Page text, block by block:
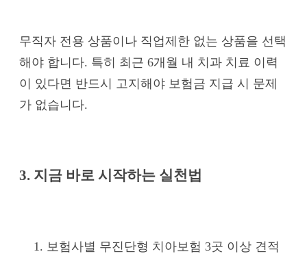
무직자 전용 상품이나 직업제한 없는 상품을 선택
해야 합니다. 특히 최근 6개월 내 치과 치료 이력
이 있다면 반드시 고지해야 보험금 지급 시 문제
가 없습니다.
3. 지금 바로 시작하는 실천법
보험사별 무진단형 치아보험 3곳 이상 견적